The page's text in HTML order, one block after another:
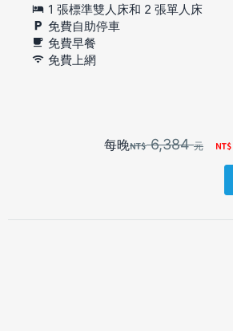
1 張標準雙人床和 2 張單人床
免費自助停車
免費早餐
免費上網
每晚 6,384元